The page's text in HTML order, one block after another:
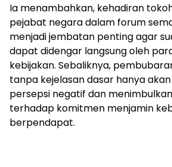
Ia menambahkan, kehadiran
pejabat negara dalam forum
menjadi jembatan penting agar
dapat didengar langsung oleh
kebijakan. Sebaliknya,
tanpa kejelasan dasar hanya
persepsi negatif dan
terhadap komitmen menjamin
berpendapat.